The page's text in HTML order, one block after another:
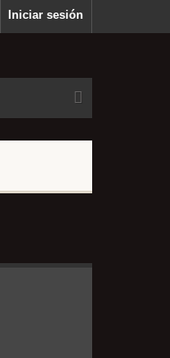
Iniciar sesión